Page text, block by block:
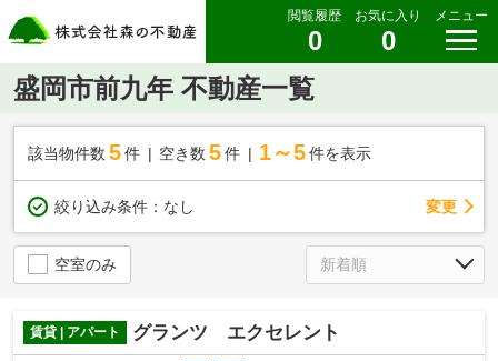
閲覧履歴
0
お気に入り
0
メニュー
盛岡市前九年 不動産一覧
該当物件数 5件 空き数 5 件 1～5 件を表示
絞り込み条件： なし 変更
空室のみ
賃貸 | アパート グランツ エクセレント